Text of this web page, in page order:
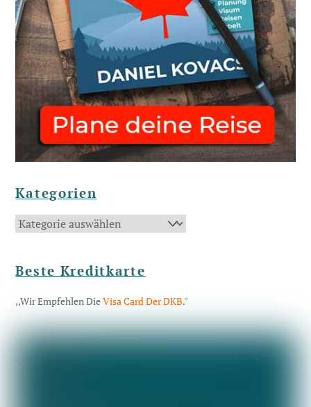
Kategorien
Kategorien
Beste Kreditkarte
,,Wir Empfehlen DieVisa Card Der DKB."